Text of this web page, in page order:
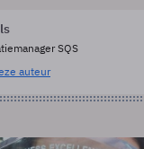
SQS
auteur